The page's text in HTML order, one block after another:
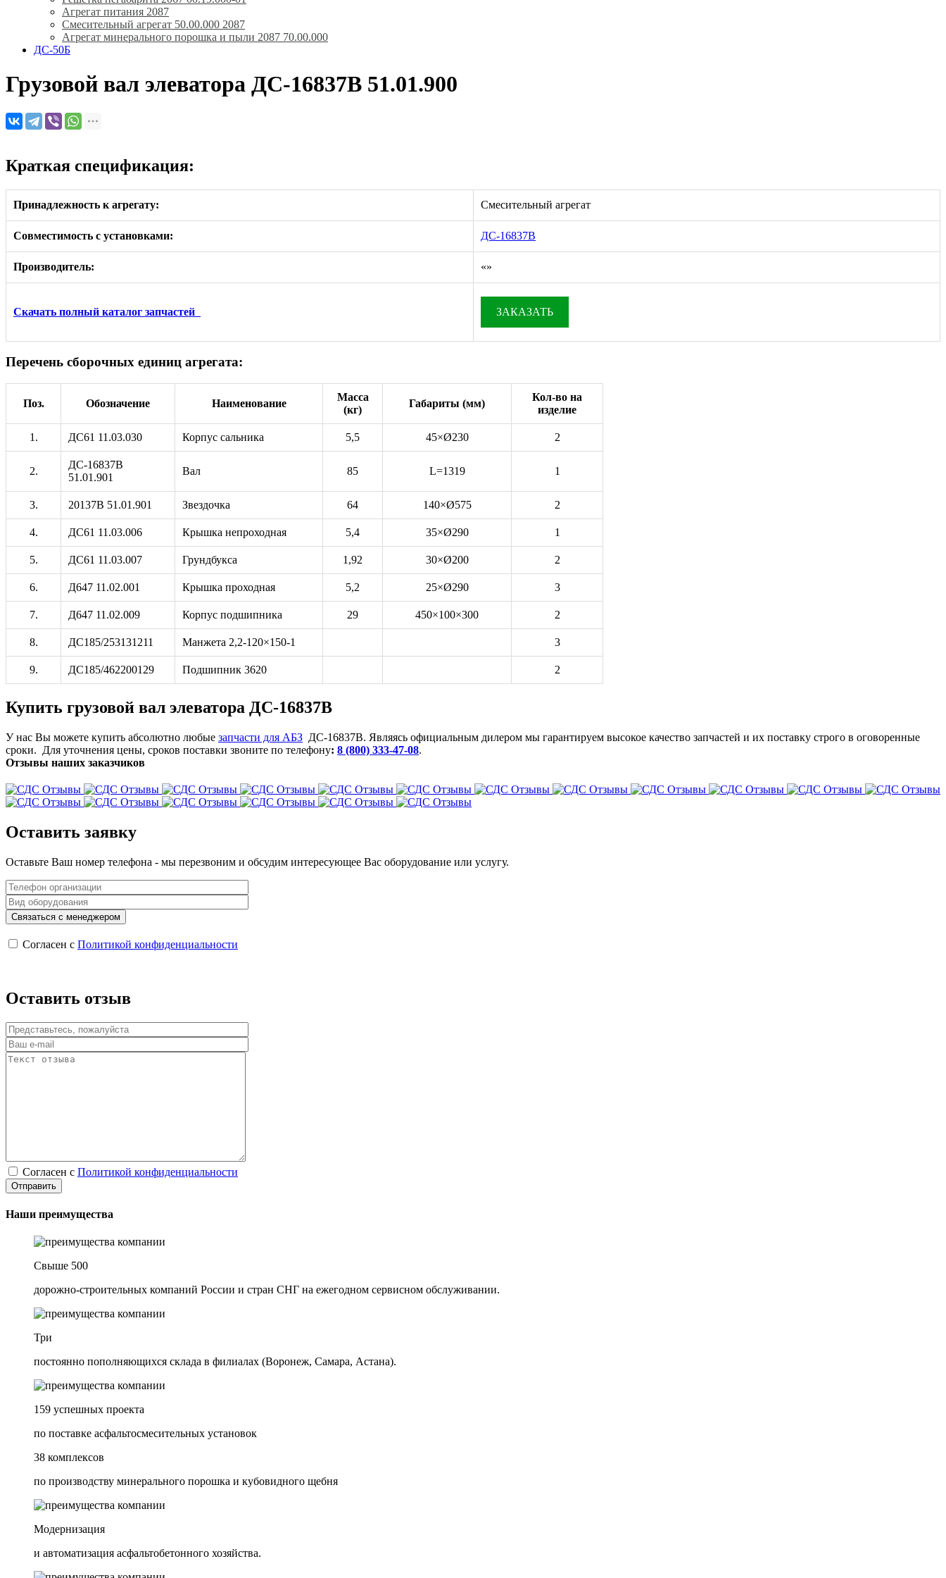
Агрегат питания 2087
Смесительный агрегат 50.00.000 2087
Агрегат минерального порошка и пыли 2087 70.00.000
ДС-50Б
Грузовой вал элеватора ДС-16837В 51.01.900
Краткая спецификация:
Принадлежность к агрегату: Смесительный агрегат
Совместимость с установками: ДС-16837В
Производитель: «»
Скачать полный каталог запчастей ЗАКАЗАТЬ
Перечень сборочных единиц агрегата:
Поз. Обозначение Наименование
Масса
(кг)
Габариты (мм)
Кол-во на
изделие
1. ДС61 11.03.030 Корпус сальника 5,5 45×Ø230 2
2.
ДС-16837В
51.01.901
Вал 85 L=1319 1
3. 20137В 51.01.901 Звездочка 64 140×Ø575 2
4. ДС61 11.03.006 Крышка непроходная 5,4 35×Ø290 1
5. ДС61 11.03.007 Грундбукса 1,92 30×Ø200 2
6. Д647 11.02.001 Крышка проходная 5,2 25×Ø290 3
7. Д647 11.02.009 Корпус подшипника 29 450×100×300 2
8. ДС185/253131211 Манжета 2,2-120×150-1 3
9. ДС185/462200129 Подшипник 3620 2
Купить грузовой вал элеватора ДС-16837В
У нас Вы можете купить абсолютно любые запчасти для АБЗ ДС-16837В. Являясь официальным дилером мы гарантируем высокое качество запчастей и их поставку строго в оговоренные
сроки. Для уточнения цены, сроков поставки звоните по телефону: 8 (800) 333-47-08.
Отзывы наших заказчиков
Оставить заявку
Оставьте Ваш номер телефона - мы перезвоним и обсудим интересующее Вас оборудование или услугу.
Согласен с Политикой конфиденциальности
Оставить отзыв
Согласен с Политикой конфиденциальности
Наши преимущества
Свыше 500
дорожно-строительных компаний России и стран СНГ на ежегодном сервисном обслуживании.
Три
постоянно пополняющихся склада в филиалах (Воронеж, Самара, Астана).
159 успешных проекта
по поставке асфальтосмесительных установок
38 комплексов
по производству минерального порошка и кубовидного щебня
Модернизация
и автоматизация асфальтобетонного хозяйства.